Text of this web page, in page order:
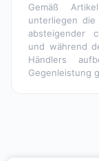
Gemäß
unterliegen
absteigender
und während
Händlers
Gegenleistung